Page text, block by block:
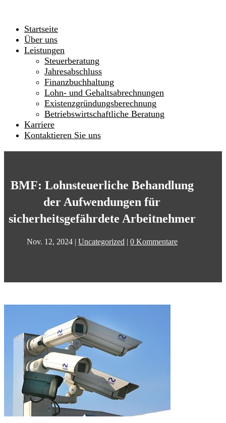
Startseite
Über uns
Leistungen
Steuerberatung
Jahresabschluss
Finanzbuchhaltung
Lohn- und Gehaltsabrechnungen
Existenzgründungsberechnung
Betriebswirtschaftliche Beratung
Karriere
Kontaktieren Sie uns
BMF: Lohnsteuerliche Behandlung
der Aufwendungen für
sicherheitsgefährdete Arbeitnehmer
Nov. 12, 2024| Uncategorized | 0 Kommentare